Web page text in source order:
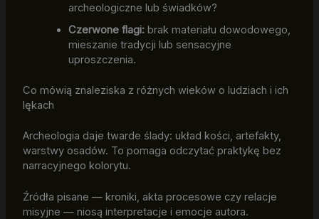
archeologiczne lub świadków?
Czerwone flagi:brak materiału dowodowego,
mieszanie tradycji lub sensacyjne
uproszczenia.
Co mówią znaleziska z różnych wieków o ludziach i ich
lękach
Archeologia daje twarde ślady: układ kości, artefakty,
warstwy osadów. To pomaga odczytać praktykę bez
narracyjnego kolorytu.
Źródła pisane — kroniki, akta procesowe czy relacje
misyjne — niosą interpretacje i emocje autora.